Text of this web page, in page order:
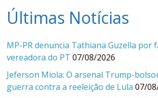
Últimas Notícias
MP-PR denuncia Tathiana Guzella por
vereadora do PT 07/08/2026
Jeferson Miola: O arsenal Trump-
guerra contra a reeleição de Lula 07/